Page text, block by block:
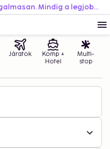
Foglalj könnyedén. Utazz rugalmasan. Mindig a legjobb áron.
Járatok
Komp +
Hotel
Multi-
stop